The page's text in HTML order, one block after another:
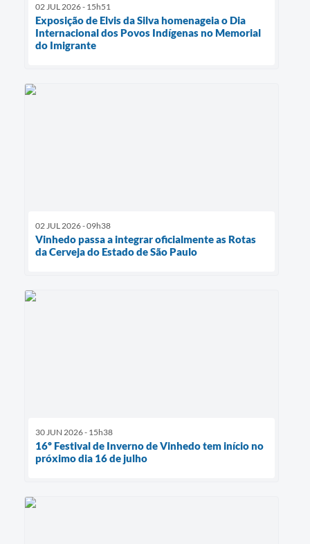
02 JUL 2026 - 15h51
Exposição de Elvis da Silva homenageia o Dia
Internacional dos Povos Indígenas no Memorial
do Imigrante
02 JUL 2026 - 09h38
Vinhedo passa a integrar oficialmente as Rotas
da Cerveja do Estado de São Paulo
30 JUN 2026 - 15h38
16º Festival de Inverno de Vinhedo tem início no
próximo dia 16 de julho